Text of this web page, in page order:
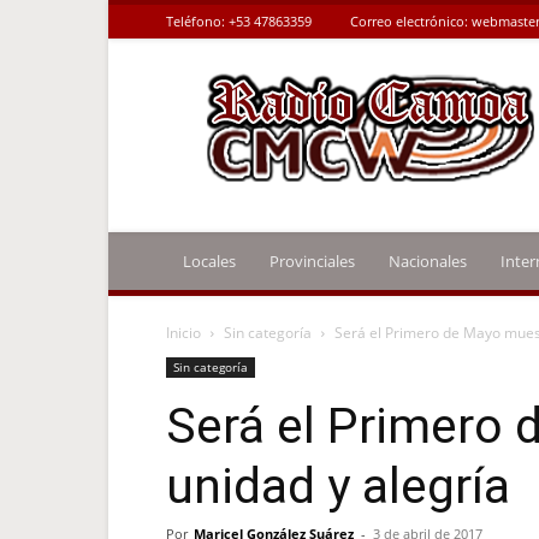
Teléfono: +53 47863359 Correo electrónico:
Radio
Camoa
Locales Provinciales Nacionales
Inicio Sin categoría Será el Primero de Mayo
Sin categoría
Será el Primero
unidad y alegría
Por Maricel González Suárez - 3 de abril de 2017